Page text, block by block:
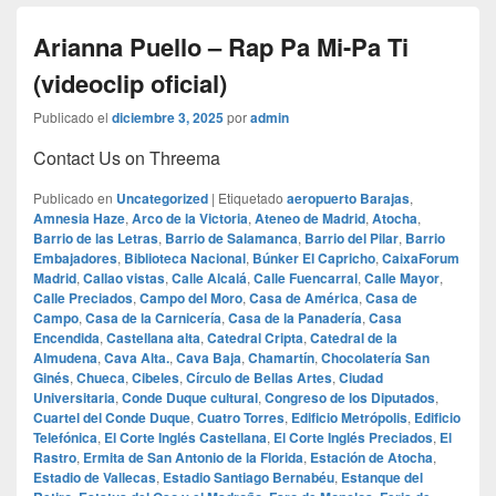
Arianna Puello – Rap Pa Mi-Pa Ti
(videoclip oficial)
Publicado el diciembre 3, 2025poradmin
Contact Us on Threema
Publicado en Uncategorized | Etiquetado aeropuerto Barajas,
Amnesia Haze, Arco de la Victoria, Ateneo de Madrid, Atocha,
Barrio de las Letras, Barrio de Salamanca, Barrio del Pilar, Barrio
Embajadores, Biblioteca Nacional, Búnker El Capricho, CaixaForum
Madrid, Callao vistas, Calle Alcalá, Calle Fuencarral, Calle Mayor,
Calle Preciados, Campo del Moro, Casa de América, Casa de
Campo, Casa de la Carnicería, Casa de la Panadería, Casa
Encendida, Castellana alta, Catedral Cripta, Catedral de la
Almudena, Cava Alta., Cava Baja, Chamartín, Chocolatería San
Ginés, Chueca, Cibeles, Círculo de Bellas Artes, Ciudad
Universitaria, Conde Duque cultural, Congreso de los Diputados,
Cuartel del Conde Duque, Cuatro Torres, Edificio Metrópolis, Edificio
Telefónica, El Corte Inglés Castellana, El Corte Inglés Preciados, El
Rastro, Ermita de San Antonio de la Florida, Estación de Atocha,
Estadio de Vallecas, Estadio Santiago Bernabéu, Estanque del